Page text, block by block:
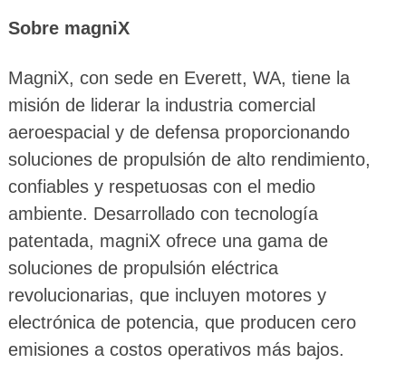
Sobre magniX
MagniX, con sede en Everett, WA, tiene la
misión de liderar la industria comercial
aeroespacial y de defensa proporcionando
soluciones de propulsión de alto rendimiento,
confiables y respetuosas con el medio
ambiente. Desarrollado con tecnología
patentada, magniX ofrece una gama de
soluciones de propulsión eléctrica
revolucionarias, que incluyen motores y
electrónica de potencia, que producen cero
emisiones a costos operativos más bajos.